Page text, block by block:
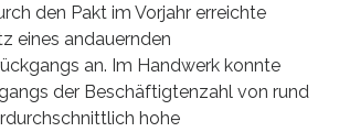
den Pakt im Vorjahr erreichte
eines andauernden
an. Im Handwerk konnte
der Beschäftigtenzahl von rund
hohe